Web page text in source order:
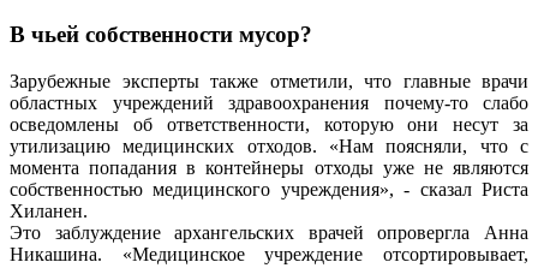
В чьей собственности мусор?
Зарубежные эксперты также отметили, что главные врачи
областных учреждений здравоохранения почему-то слабо
осведомлены об ответственности, которую они несут за
утилизацию медицинских отходов. «Нам поясняли, что с
момента попадания в контейнеры отходы уже не являются
собственностью медицинского учреждения», - сказал Риста
Хиланен.
Это заблуждение архангельских врачей опровергла Анна
Никашина. «Медицинское учреждение отсортировывает,